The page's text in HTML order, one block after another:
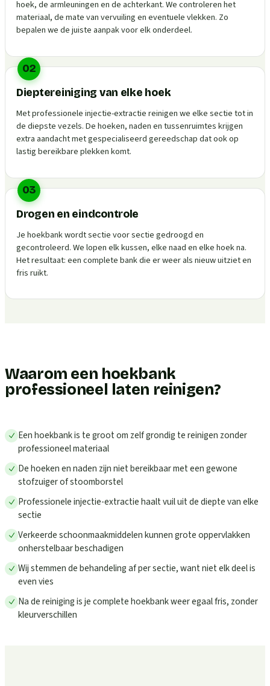
hoek, de armleuningen en de achterkant. We controleren het
materiaal, de mate van vervuiling en eventuele vlekken. Zo
bepalen we de juiste aanpak voor elk onderdeel.
02
Dieptereiniging van elke hoek
Met professionele injectie-extractie reinigen we elke sectie tot in
de diepste vezels. De hoeken, naden en tussenruimtes krijgen
extra aandacht met gespecialiseerd gereedschap dat ook op
lastig bereikbare plekken komt.
03
Drogen en eindcontrole
Je hoekbank wordt sectie voor sectie gedroogd en
gecontroleerd. We lopen elk kussen, elke naad en elke hoek na.
Het resultaat: een complete bank die er weer als nieuw uitziet en
fris ruikt.
Waarom een hoekbank
professioneel laten reinigen?
Een hoekbank is te groot om zelf grondig te reinigen zonder
professioneel materiaal
De hoeken en naden zijn niet bereikbaar met een gewone
stofzuiger of stoomborstel
Professionele injectie-extractie haalt vuil uit de diepte van elke
sectie
Verkeerde schoonmaakmiddelen kunnen grote oppervlakken
onherstelbaar beschadigen
Wij stemmen de behandeling af per sectie, want niet elk deel is
even vies
Na de reiniging is je complete hoekbank weer egaal fris, zonder
kleurverschillen